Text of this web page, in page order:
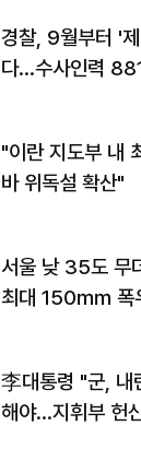
경찰, 9월부터 '
다…수사인력
"이란 지도부 내
바 위독설 확산"
서울 낮 35도 무
최대 150㎜ 폭
李대통령 "군, 내
해야…지휘부 헌